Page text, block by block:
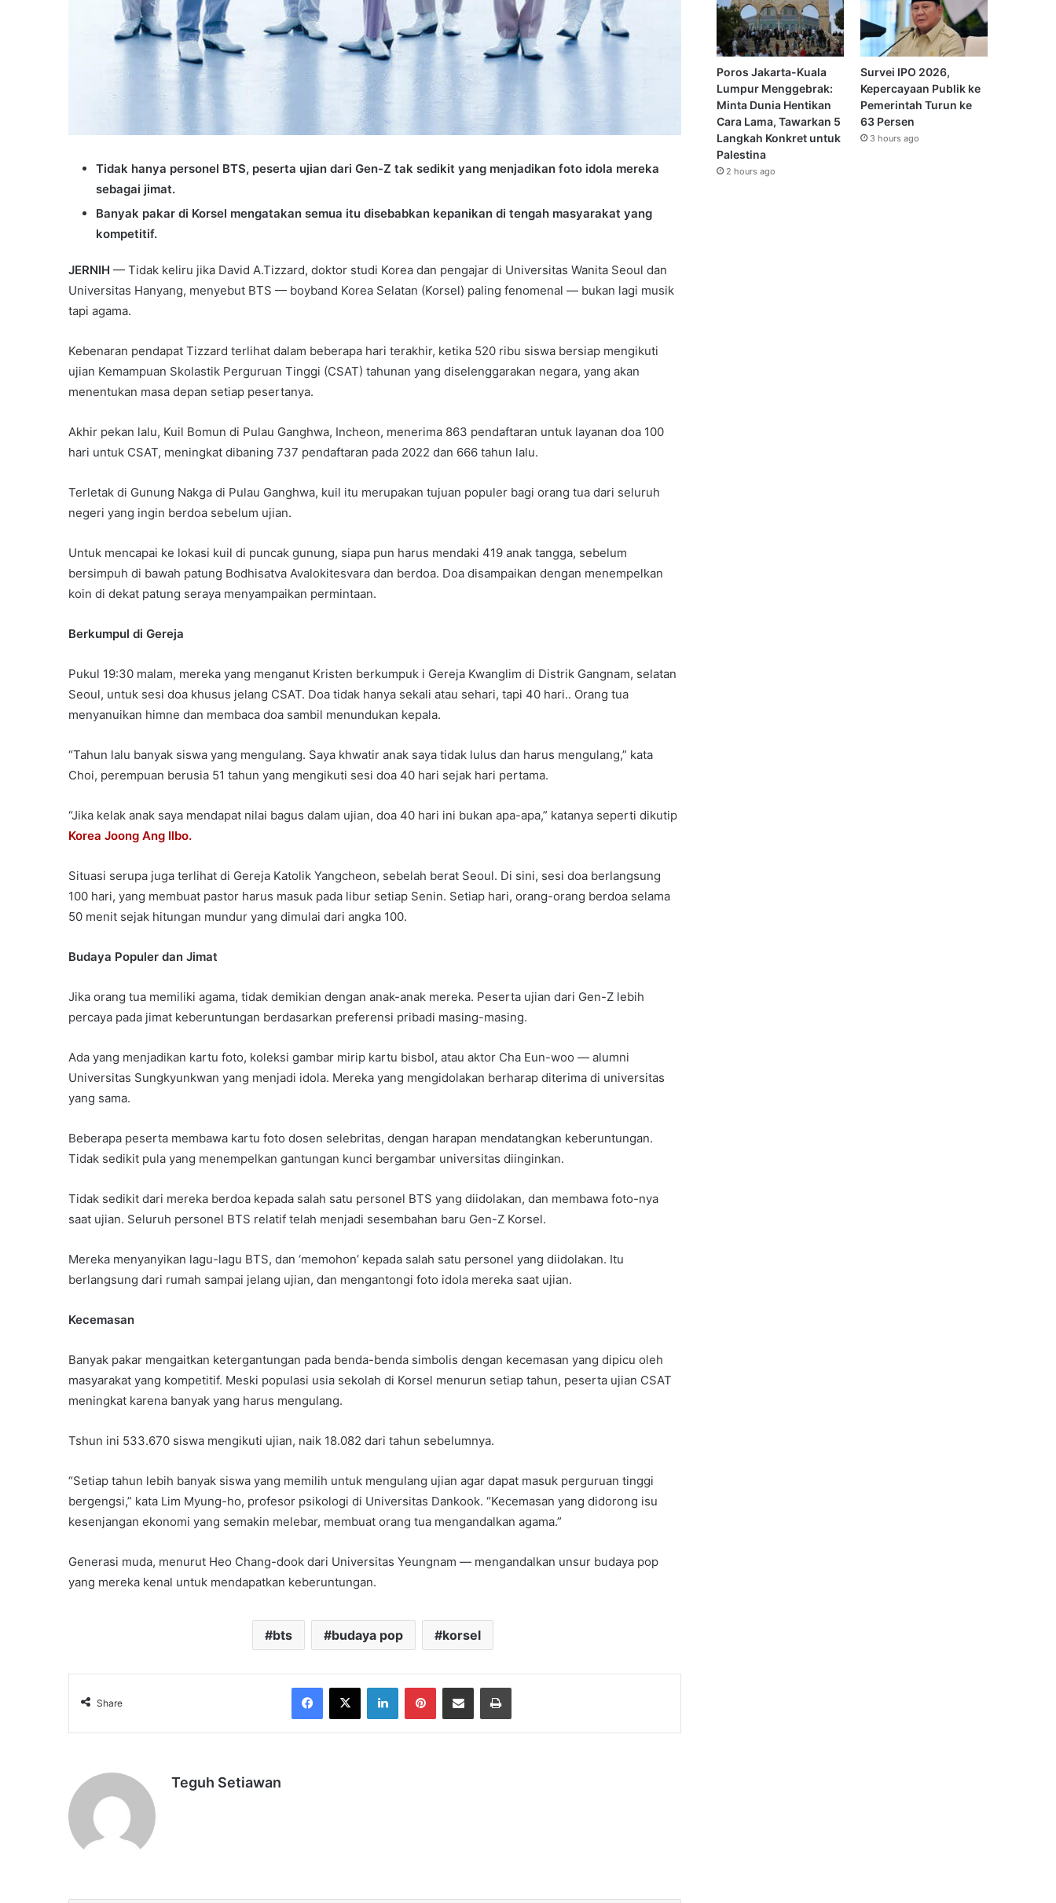
Tidak hanya personel BTS, peserta ujian dari Gen-Z tak sedikit yang menjadikan foto idola mereka
sebagai jimat.
Banyak pakar di Korsel mengatakan semua itu disebabkan kepanikan di tengah masyarakat yang
kompetitif.
JERNIH — Tidak keliru jika David A.Tizzard, doktor studi Korea dan pengajar di Universitas Wanita Seoul dan
Universitas Hanyang, menyebut BTS — boyband Korea Selatan (Korsel) paling fenomenal — bukan lagi musik
tapi agama.
Kebenaran pendapat Tizzard terlihat dalam beberapa hari terakhir, ketika 520 ribu siswa bersiap mengikuti
ujian Kemampuan Skolastik Perguruan Tinggi (CSAT) tahunan yang diselenggarakan negara, yang akan
menentukan masa depan setiap pesertanya.
Akhir pekan lalu, Kuil Bomun di Pulau Ganghwa, Incheon, menerima 863 pendaftaran untuk layanan doa 100
hari untuk CSAT, meningkat dibaning 737 pendaftaran pada 2022 dan 666 tahun lalu.
Terletak di Gunung Nakga di Pulau Ganghwa, kuil itu merupakan tujuan populer bagi orang tua dari seluruh
negeri yang ingin berdoa sebelum ujian.
Untuk mencapai ke lokasi kuil di puncak gunung, siapa pun harus mendaki 419 anak tangga, sebelum
bersimpuh di bawah patung Bodhisatva Avalokitesvara dan berdoa. Doa disampaikan dengan menempelkan
koin di dekat patung seraya menyampaikan permintaan.
Berkumpul di Gereja
Pukul 19:30 malam, mereka yang menganut Kristen berkumpuk i Gereja Kwanglim di Distrik Gangnam, selatan
Seoul, untuk sesi doa khusus jelang CSAT. Doa tidak hanya sekali atau sehari, tapi 40 hari.. Orang tua
menyanuikan himne dan membaca doa sambil menundukan kepala.
“Tahun lalu banyak siswa yang mengulang. Saya khwatir anak saya tidak lulus dan harus mengulang,” kata
Choi, perempuan berusia 51 tahun yang mengikuti sesi doa 40 hari sejak hari pertama.
“Jika kelak anak saya mendapat nilai bagus dalam ujian, doa 40 hari ini bukan apa-apa,” katanya seperti dikutip
Korea Joong Ang Ilbo.
Situasi serupa juga terlihat di Gereja Katolik Yangcheon, sebelah berat Seoul. Di sini, sesi doa berlangsung
100 hari, yang membuat pastor harus masuk pada libur setiap Senin. Setiap hari, orang-orang berdoa selama
50 menit sejak hitungan mundur yang dimulai dari angka 100.
Budaya Populer dan Jimat
Jika orang tua memiliki agama, tidak demikian dengan anak-anak mereka. Peserta ujian dari Gen-Z lebih
percaya pada jimat keberuntungan berdasarkan preferensi pribadi masing-masing.
Ada yang menjadikan kartu foto, koleksi gambar mirip kartu bisbol, atau aktor Cha Eun-woo — alumni
Universitas Sungkyunkwan yang menjadi idola. Mereka yang mengidolakan berharap diterima di universitas
yang sama.
Beberapa peserta membawa kartu foto dosen selebritas, dengan harapan mendatangkan keberuntungan.
Tidak sedikit pula yang menempelkan gantungan kunci bergambar universitas diinginkan.
Tidak sedikit dari mereka berdoa kepada salah satu personel BTS yang diidolakan, dan membawa foto-nya
saat ujian. Seluruh personel BTS relatif telah menjadi sesembahan baru Gen-Z Korsel.
Mereka menyanyikan lagu-lagu BTS, dan ‘memohon’ kepada salah satu personel yang diidolakan. Itu
berlangsung dari rumah sampai jelang ujian, dan mengantongi foto idola mereka saat ujian.
Kecemasan
Banyak pakar mengaitkan ketergantungan pada benda-benda simbolis dengan kecemasan yang dipicu oleh
masyarakat yang kompetitif. Meski populasi usia sekolah di Korsel menurun setiap tahun, peserta ujian CSAT
meningkat karena banyak yang harus mengulang.
Tshun ini 533.670 siswa mengikuti ujian, naik 18.082 dari tahun sebelumnya.
“Setiap tahun lebih banyak siswa yang memilih untuk mengulang ujian agar dapat masuk perguruan tinggi
bergengsi,” kata Lim Myung-ho, profesor psikologi di Universitas Dankook. “Kecemasan yang didorong isu
kesenjangan ekonomi yang semakin melebar, membuat orang tua mengandalkan agama.”
Generasi muda, menurut Heo Chang-dook dari Universitas Yeungnam — mengandalkan unsur budaya pop
yang mereka kenal untuk mendapatkan keberuntungan.
bts budaya pop korsel
Share
Facebook
X LinkedInPinterestShare via Email Print
Teguh Setiawan
Poros Jakarta-Kuala
Lumpur Menggebrak:
Minta Dunia Hentikan
Cara Lama, Tawarkan 5
Langkah Konkret untuk
Palestina
2 hours ago
Survei IPO 2026,
Kepercayaan Publik ke
Pemerintah Turun ke
63 Persen
3 hours ago